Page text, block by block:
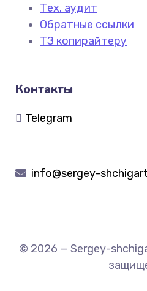
Тех. аудит
Обратные ссылки
ТЗ копирайтеру
Контакты
Telegram
info@sergey-
© 2026 — Sergey-